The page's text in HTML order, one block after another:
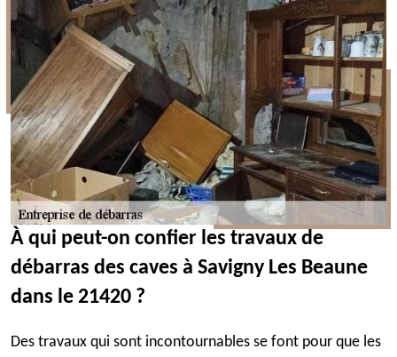
À qui peut-on confier les travaux de
débarras des caves à Savigny Les Beaune
dans le 21420 ?
Des travaux qui sont incontournables se font pour que les